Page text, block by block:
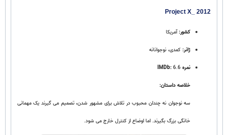
Project X_ 2012
کشور:آمریکا
ژانر:کمدی، نوجوانانه
نمره IMDb:6.6
خلاصه داستان:
سه نوجوان نه‌ چندان محبوب در تلاش برای مشهور شدن، تصمیم می‌ گیرند یک مهمانی
خانگی بزرگ بگیرند. اما اوضاع از کنترل خارج می‌ شود.